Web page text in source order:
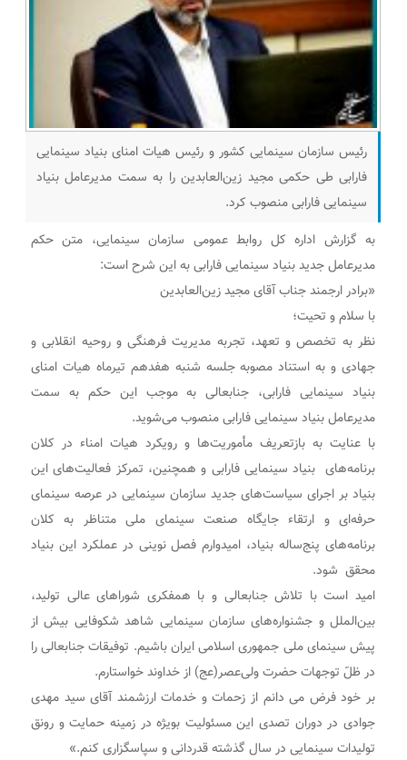
رئیس سازمان سینمایی کشور و رئیس هیات امنای بنیاد سینمایی
فارابی طی حکمی مجید زین‌العابدین را به سمت مدیرعامل بنیاد
سینمایی فارابی منصوب کرد.
به گزارش اداره کل روابط عمومی سازمان سینمایی، متن حکم
مدیرعامل جدید بنیاد سینمایی فارابی به این شرح است:
«برادر ارجمند جناب آقای مجید زین‌العابدین
با سلام و تحیت؛
نظر به تخصص و تعهد، تجربه مدیریت فرهنگی و روحیه انقلابی و
جهادی و به استناد مصوبه جلسه شنبه هفدهم تیرماه هیات امنای
بنیاد سینمایی فارابی، جنابعالی به موجب این حکم به سمت
مدیرعامل بنیاد سینمایی فارابی منصوب می‌شوید.
با عنایت به بازتعریف مأموریت‌ها و رویکرد هیات امناء در کلان
برنامه‌های بنیاد سینمایی فارابی و همچنین، تمرکز فعالیت‌های این
بنیاد بر اجرای سیاست‌های جدید سازمان سینمایی در عرصه سینمای
حرفه‌ای و ارتقاء جایگاه صنعت سینمای ملی متناظر به کلان
برنامه‌های پنج‌ساله بنیاد، امیدوارم فصل نوینی در عملکرد این بنیاد
محقق شود.
امید است با تلاش جنابعالی و با همفکری شوراهای عالی تولید،
بین‌الملل و جشنواره‌های سازمان سینمایی شاهد شکوفایی بیش از
پیش سینمای ملی جمهوری اسلامی ایران باشیم. توفیقات جنابعالی را
در ظلّ توجهات حضرت ولی‌عصر(عج) از خداوند خواستارم.
بر خود فرض می دانم از زحمات و خدمات ارزشمند آقای سید مهدی
جوادی در دوران تصدی این مسئولیت بویژه در زمینه حمایت و رونق
تولیدات سینمایی در سال گذشته قدردانی و سپاسگزاری کنم.»